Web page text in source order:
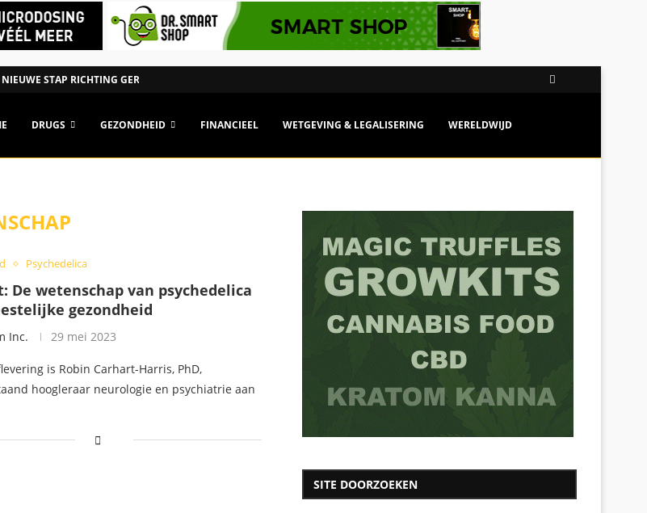
STAP RICHTING GEREGULEERDE CANNABISMARKT
DRUGS GEZONDHEID FINANCIEEL WETGEVING & LEGALISERING WERELDWIJD
Psychedelica
De wetenschap van psychedelica
gezondheid
Inc. 29 mei 2023
is Robin Carhart-Harris, PhD,
hoogleraar neurologie en psychiatrie aan
SITE DOORZOEKEN